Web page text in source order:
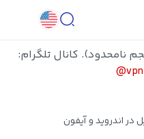
کانال تلگرام:
در اندروید و آیفون